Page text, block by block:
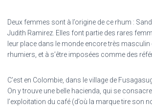
Deux femmes sont à l’origine de ce rhum :
Judith Ramirez. Elles font partie des rares
leur place dans le monde encore très
rhumiers, et à s’être imposées comme des
C’est en Colombie, dans le village de
On y trouve une belle hacienda, qui se
l’exploitation du café (d’où la marque tire son